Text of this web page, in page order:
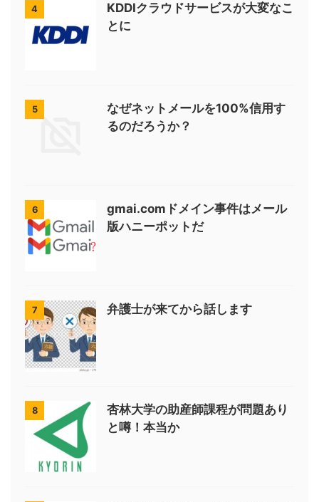
4
KDDIクラウドサービスが大変なこ
とに
5
なぜネットメールを100%信用す
るのだろうか？
6
gmai.comドメイン事件はメール
版ハニーポットだ
7 弁護士が来てから話します
8
杏林大学の助産師課程が問題あり
と噂！本当か